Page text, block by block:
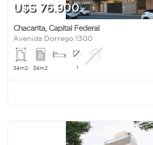
U$S 76.900
Chacarita, Capital Federal
Avenida Dorrego 1300
34m2 34m2 1